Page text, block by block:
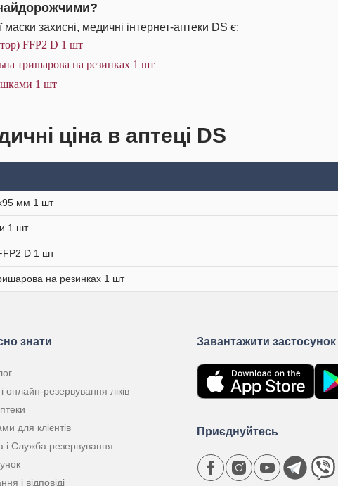
захисні, медичні інтернет-аптеки DS є:
FFP2 D 1 шт
тришарова на резинках 1 шт
1 шт
ціна в аптеці DS
мм 1 шт
1 шт
D 1 шт
на резинках 1 шт
знати
онлайн-резервування ліків
для клієнтів
і Служба резервування
і відповіді
Завантажити застосунок
Приєднуйтесь